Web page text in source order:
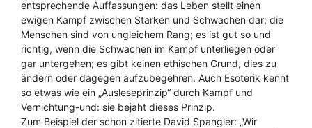
entsprechende Auffassungen: das Leben stellt einen
ewigen Kampf zwischen Starken und Schwachen dar; die
Menschen sind von ungleichem Rang; es ist gut so und
richtig, wenn die Schwachen im Kampf unterliegen oder
gar untergehen; es gibt keinen ethischen Grund, dies zu
ändern oder dagegen aufzubegehren. Auch Esoterik kennt
so etwas wie ein „Ausleseprinzip“ durch Kampf und
Vernichtung-und: sie bejaht dieses Prinzip.
Zum Beispiel der schon zitierte David Spangler: „Wir